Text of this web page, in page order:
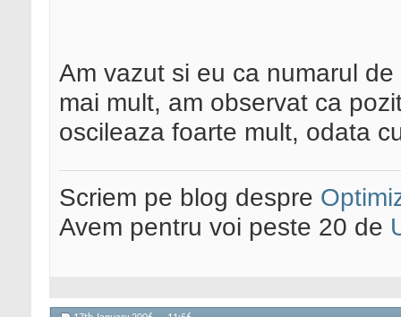
Am vazut si eu ca numarul
mai mult, am observat ca
oscileaza foarte mult, odata
Scriem pe blog despre
Avem pentru voi peste 20 de